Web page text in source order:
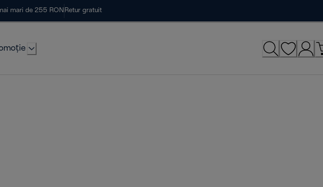
mari de 255 RON Retur gratuit